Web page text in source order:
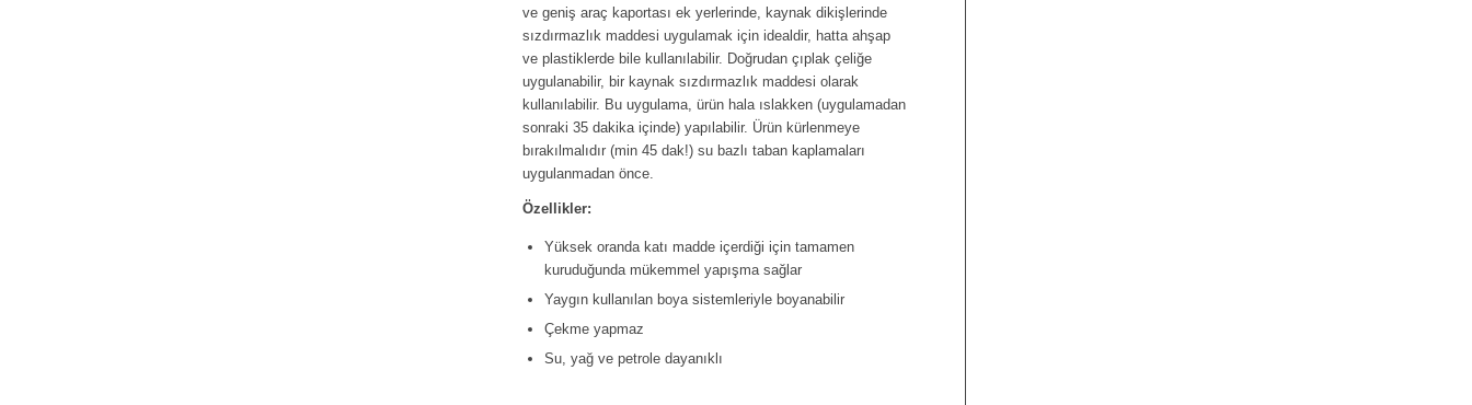
ve geniş araç kaportası ek yerlerinde, kaynak dikişlerinde
sızdırmazlık maddesi uygulamak için idealdir, hatta ahşap
ve plastiklerde bile kullanılabilir. Doğrudan çıplak çeliğe
uygulanabilir, bir kaynak sızdırmazlık maddesi olarak
kullanılabilir. Bu uygulama, ürün hala ıslakken (uygulamadan
sonraki 35 dakika içinde) yapılabilir. Ürün kürlenmeye
bırakılmalıdır (min 45 dak!) su bazlı taban kaplamaları
uygulanmadan önce.
Özellikler:
Yüksek oranda katı madde içerdiği için tamamen
kuruduğunda mükemmel yapışma sağlar
Yaygın kullanılan boya sistemleriyle boyanabilir
Çekme yapmaz
Su, yağ ve petrole dayanıklı